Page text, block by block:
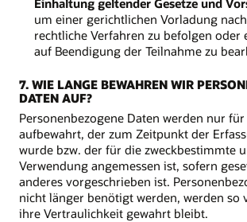
Einhaltung geltender Gesetze und
um einer gerichtlichen Vorladung
rechtliche Verfahren zu befolgen oder
auf Beendigung der Teilnahme zu
7. WIE LANGE BEWAHREN WIR
DATEN AUF?
Personenbezogene Daten werden nur
aufbewahrt, der zum Zeitpunkt der
wurde bzw. der für die zweckbestimmte
Verwendung angemessen ist, sofern
anderes vorgeschrieben ist.
nicht länger benötigt werden, werden so
ihre Vertraulichkeit gewahrt bleibt.